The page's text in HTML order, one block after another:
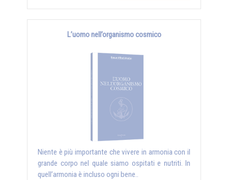
L’uomo nell’organismo cosmico
Niente è più importante che vivere in armonia con il
grande corpo nel quale siamo ospitati e nutriti. In
quell’armonia è incluso ogni bene..